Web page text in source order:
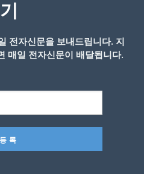
다. 필수 필드는* 로 표시됩니
기
전자신문을 보내드립니다. 지
매일 전자신문이 배달됩니다.